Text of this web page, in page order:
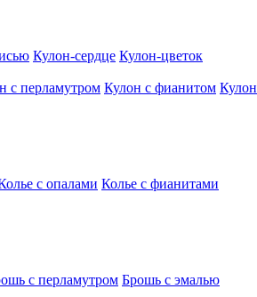
Кулон-сердце Кулон-цветок
с перламутром Кулон с фианитом
с опалами Колье с фианитами
с перламутром Брошь с эмалью